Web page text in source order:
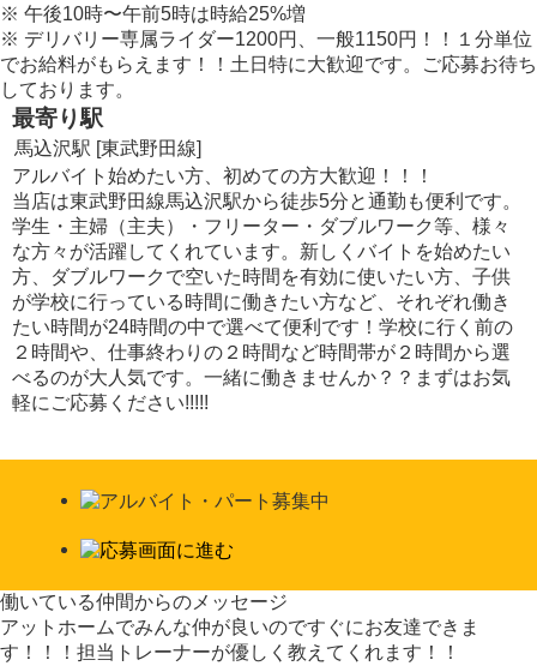
※ 午後10時〜午前5時は時給25%増
※ デリバリー専属ライダー1200円 、一般1150円 ！！１分単位
でお給料がもらえます！！土日特に大歓迎です。ご応募お待ち
しております。
最寄り駅
馬込沢駅 [東武野田線]
アルバイト始めたい方、初めての方大歓迎！！！
当店は東武野田線馬込沢駅から徒歩5分と通勤も便利です。
学生・主婦（主夫）・フリーター・ダブルワーク等、様々
な方々が活躍してくれています。新しくバイトを始めたい
方、ダブルワークで空いた時間を有効に使いたい方、子供
が学校に行っている時間に働きたい方など、それぞれ働き
たい時間が24時間の中で選べて便利です！学校に行く前の
２時間や、仕事終わりの２時間など時間帯が２時間から選
べるのが大人気です。一緒に働きませんか？？まずはお気
軽にご応募ください!!!!!
働いている仲間からのメッセージ
アットホームでみんな仲が良いのですぐにお友達できま
す！！！担当トレーナーが優しく教えてくれます！！